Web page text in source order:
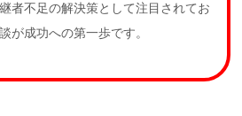
者不足の解決策として注目されてお
が成功への第一歩です。